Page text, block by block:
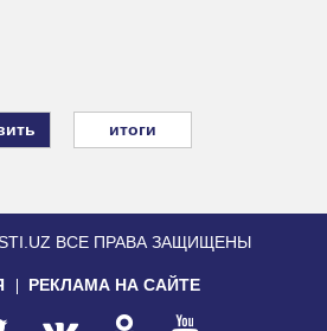
итоги
ВСЕ ПРАВА ЗАЩИЩЕНЫ
РЕКЛАМА НА САЙТЕ